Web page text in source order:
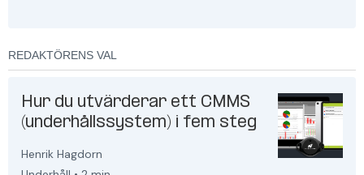
REDAKTÖRENS VAL
Hur du utvärderar ett CMMS
(underhållssystem) i fem steg
Henrik Hagdorn